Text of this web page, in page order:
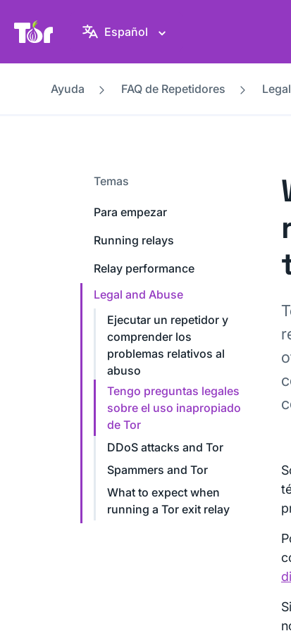
Web del Proyecto Tor
Español
Ayuda FAQ de Repetidores
Temas
Para empezar
Running relays
Relay performance
Legal and Abuse
Ejecutar un repetidor y
comprender los
problemas relativos al
abuso
Tengo preguntas legales
sobre el uso inapropiado
de Tor
DDoS attacks and Tor
Spammers and Tor
What to expect when
running a Tor exit relay